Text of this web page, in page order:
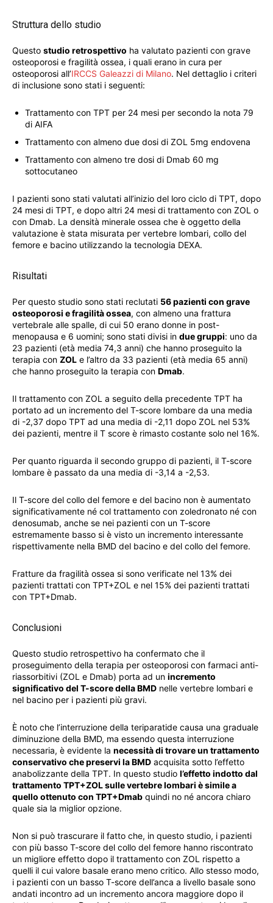
Struttura dello studio
Questo studio retrospettivo ha valutato pazienti con grave
osteoporosi e fragilità ossea, i quali erano in cura per
osteoporosi all’IRCCS Galeazzi di Milano. Nel dettaglio i criteri
di inclusione sono stati i seguenti:
Trattamento con TPT per 24 mesi per secondo la nota 79
di AIFA
Trattamento con almeno due dosi di ZOL 5mg endovena
Trattamento con almeno tre dosi di Dmab 60 mg
sottocutaneo
I pazienti sono stati valutati all’inizio del loro ciclo di TPT, dopo
24 mesi di TPT, e dopo altri 24 mesi di trattamento con ZOL o
con Dmab. La densità minerale ossea che è oggetto della
valutazione è stata misurata per vertebre lombari, collo del
femore e bacino utilizzando la tecnologia DEXA.
Risultati
Per questo studio sono stati reclutati 56 pazienti con grave
osteoporosi e fragilità ossea, con almeno una frattura
vertebrale alle spalle, di cui 50 erano donne in post-
menopausa e 6 uomini; sono stati divisi in due gruppi: uno da
23 pazienti (età media 74,3 anni) che hanno proseguito la
terapia con ZOL e l’altro da 33 pazienti (età media 65 anni)
che hanno proseguito la terapia con Dmab.
Il trattamento con ZOL a seguito della precedente TPT ha
portato ad un incremento del T-score lombare da una media
di -2,37 dopo TPT ad una media di -2,11 dopo ZOL nel 53%
dei pazienti, mentre il T score è rimasto costante solo nel 16%.
Per quanto riguarda il secondo gruppo di pazienti, il T-score
lombare è passato da una media di -3,14 a -2,53.
Il T-score del collo del femore e del bacino non è aumentato
significativamente né col trattamento con zoledronato né con
denosumab, anche se nei pazienti con un T-score
estremamente basso si è visto un incremento interessante
rispettivamente nella BMD del bacino e del collo del femore.
Fratture da fragilità ossea si sono verificate nel 13% dei
pazienti trattati con TPT+ZOL e nel 15% dei pazienti trattati
con TPT+Dmab.
Conclusioni
Questo studio retrospettivo ha confermato che il
proseguimento della terapia per osteoporosi con farmaci anti-
riassorbitivi (ZOL e Dmab) porta ad un incremento
significativo del T-score della BMD nelle vertebre lombari e
nel bacino per i pazienti più gravi.
È noto che l’interruzione della teriparatide causa una graduale
diminuzione della BMD, ma essendo questa interruzione
necessaria, è evidente la necessità di trovare un trattamento
conservativo che preservi la BMD acquisita sotto l’effetto
anabolizzante della TPT. In questo studio l’effetto indotto dal
trattamento TPT+ZOL sulle vertebre lombari è simile a
quello ottenuto con TPT+Dmab quindi no né ancora chiaro
quale sia la miglior opzione.
Non si può trascurare il fatto che, in questo studio, i pazienti
con più basso T-score del collo del femore hanno riscontrato
un migliore effetto dopo il trattamento con ZOL rispetto a
quelli il cui valore basale erano meno critico. Allo stesso modo,
i pazienti con un basso T-score dell’anca a livello basale sono
andati incontro ad un incremento ancora maggiore dopo il